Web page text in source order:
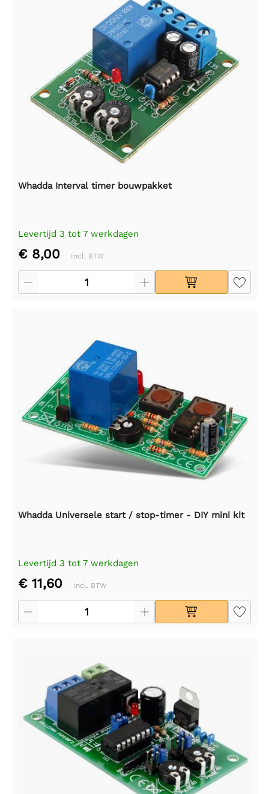
Whadda Interval timer bouwpakket
Levertijd 3 tot 7 werkdagen
€ 8,00 Incl. BTW
Whadda Universele start / stop-timer - DIY mini kit
Levertijd 3 tot 7 werkdagen
€ 11,60 Incl. BTW